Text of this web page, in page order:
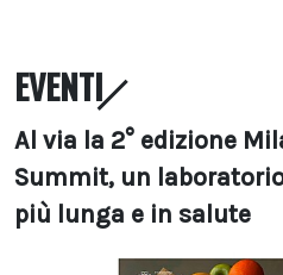
EVENTI
Al via la 2° edizione
Summit, un
più lunga e in salute